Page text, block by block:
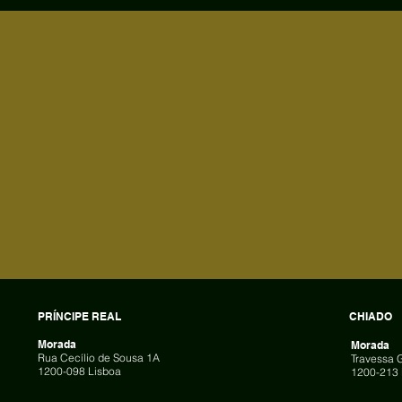
PRÍNCIPE REAL
Morada
Rua Cecílio de Sousa 1A
1200-098 Lisboa
CHIADO
Morada
Travessa
1200-213